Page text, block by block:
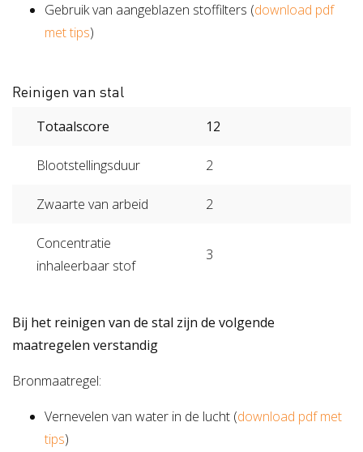
Gebruik van aangeblazen stoffilters (download pdf
met tips)
Reinigen van stal
Totaalscore 12
Blootstellingsduur 2
Zwaarte van arbeid 2
Concentratie
inhaleerbaar stof
3
Bij het reinigen van de stal zijn de volgende
maatregelen verstandig
Bronmaatregel:
Vernevelen van water in de lucht (download pdf met
tips)